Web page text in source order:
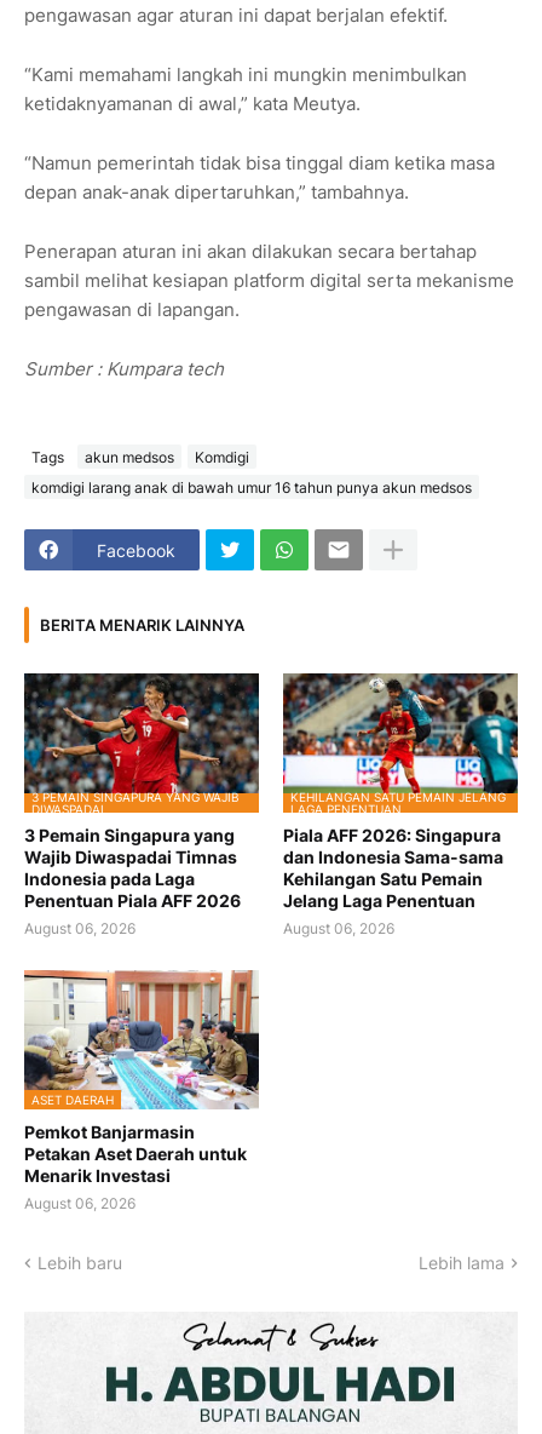
pengawasan agar aturan ini dapat berjalan efektif.
“Kami memahami langkah ini mungkin menimbulkan
ketidaknyamanan di awal,” kata Meutya.
“Namun pemerintah tidak bisa tinggal diam ketika masa
depan anak-anak dipertaruhkan,” tambahnya.
Penerapan aturan ini akan dilakukan secara bertahap
sambil melihat kesiapan platform digital serta mekanisme
pengawasan di lapangan.
Sumber : Kumpara tech
Tags akun medsos
Komdigi
komdigi larang anak di bawah umur 16 tahun punya akun medsos
Facebook
BERITA MENARIK LAINNYA
3 PEMAIN SINGAPURA YANG WAJIB
DIWASPADAI
3 Pemain Singapura yang
Wajib Diwaspadai Timnas
Indonesia pada Laga
Penentuan Piala AFF 2026
August 06, 2026
KEHILANGAN SATU PEMAIN JELANG
LAGA PENENTUAN
Piala AFF 2026: Singapura
dan Indonesia Sama-sama
Kehilangan Satu Pemain
Jelang Laga Penentuan
August 06, 2026
ASET DAERAH
Pemkot Banjarmasin
Petakan Aset Daerah untuk
Menarik Investasi
August 06, 2026
Lebih baru Lebih lama